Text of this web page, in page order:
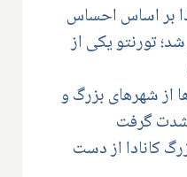
بر اساس احساس
تورنتو یکی از
از شهرهای بزرگ و
شدت گرفت
کانادا از دست